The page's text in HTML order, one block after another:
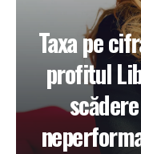
Taxa pe
profitul